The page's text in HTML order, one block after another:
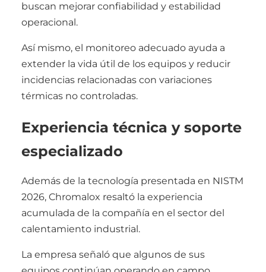
buscan mejorar confiabilidad y estabilidad
operacional.
Así mismo, el monitoreo adecuado ayuda a
extender la vida útil de los equipos y reducir
incidencias relacionadas con variaciones
térmicas no controladas.
Experiencia técnica y soporte
especializado
Además de la tecnología presentada en NISTM
2026, Chromalox resaltó la experiencia
acumulada de la compañía en el sector del
calentamiento industrial.
La empresa señaló que algunos de sus